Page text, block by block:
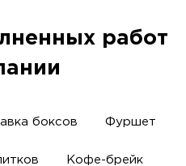
работ
боксов Фуршет
Кофе-брейк